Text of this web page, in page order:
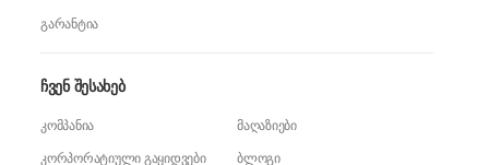
ჩვენ შესახებ
კომპანია
მაღაზიები
კორპორატიული გაყიდვები
ბლოგი
გარანტია